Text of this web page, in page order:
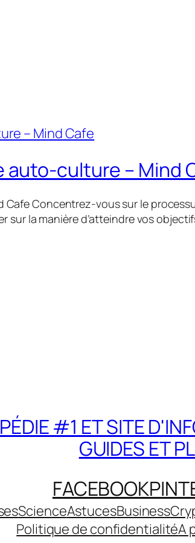
culture – Mind
Concentrez-vous sur le
la manière d’atteindre vos
#1 ET SITE
GUIDES ET
FACEBOOK
ScienceAstucesBusiness
Politique de confidentialitéA